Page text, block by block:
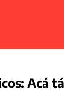
Acá tá